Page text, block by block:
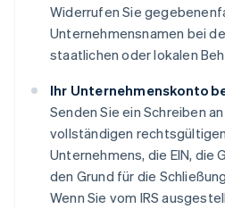
Widerrufen Sie
Unternehmensnamen bei
staatlichen oder lokalen
Ihr Unternehmenskonto
Senden Sie ein Schreiben
vollständigen
Unternehmens, die EIN, die
den Grund für die
Wenn Sie vom IRS